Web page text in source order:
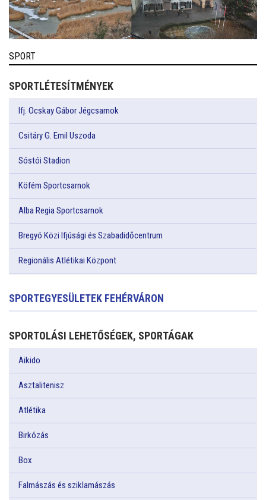
SPORT
SPORTLÉTESÍTMÉNYEK
Ifj. Ocskay Gábor Jégcsarnok
Csitáry G. Emil Uszoda
Sóstói Stadion
Köfém Sportcsarnok
Alba Regia Sportcsarnok
Bregyó Közi Ifjúsági és Szabadidőcentrum
Regionális Atlétikai Központ
SPORTEGYESÜLETEK FEHÉRVÁRON
SPORTOLÁSI LEHETŐSÉGEK, SPORTÁGAK
Aikido
Asztalitenisz
Atlétika
Birkózás
Box
Falmászás és sziklamászás